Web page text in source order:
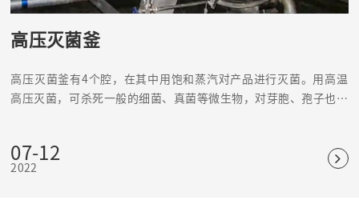
高压灭菌釜
高压灭菌釜有4个腔，在其中用饱和蒸汽对产品进行灭菌。用高温
高压灭菌，可杀死一般的细菌、真菌等微生物，对芽胞、孢子也有
07-12
2022